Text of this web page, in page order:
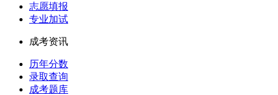
志愿填报
专业加试
成考资讯
历年分数
录取查询
成考题库